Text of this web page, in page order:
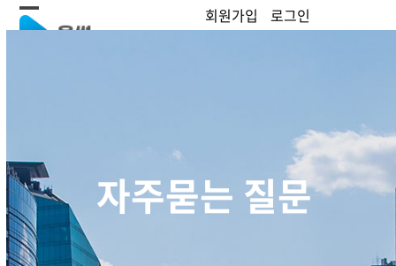
Skip
to
회원가입 로그인
Open
Close
자주묻는 질문